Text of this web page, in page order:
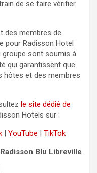
de se faire vérifier
des membres de
pour Radisson Hotel
groupe sont soumis à
qui garantissent que
hôtes et des membres
le site dédié de
Hotels sur :
| YouTube | TikTok
Blu Libreville